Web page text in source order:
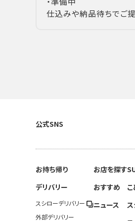
仕込みや納品待ちでご
公式SNS
お持ち帰り
デリバリー
スシローデリバリー
外部デリバリー
お店を探す
おすすめ
ニュース